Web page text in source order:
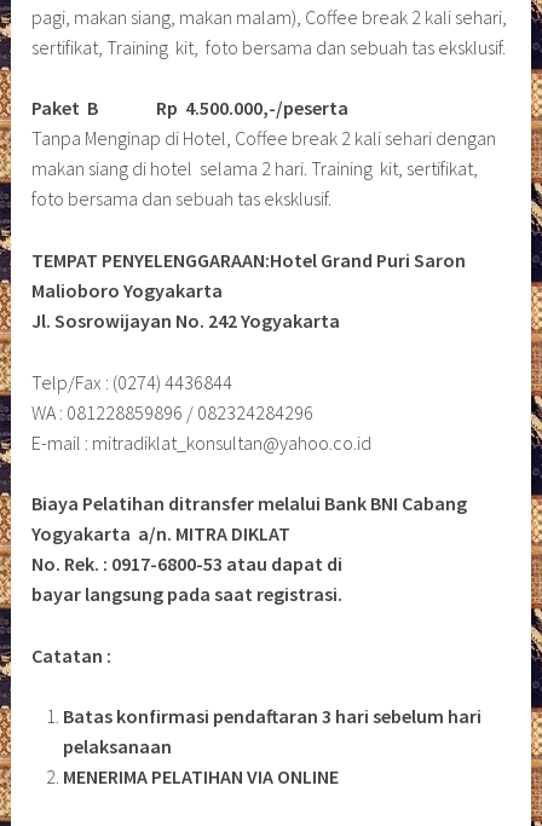
pagi, makan siang, makan malam), Coffee break 2 kali sehari,
sertifikat, Training kit, foto bersama dan sebuah tas eksklusif.
Paket B
Rp 4.500.000,-/peserta
Tanpa Menginap di Hotel, Coffee break 2 kali sehari dengan
makan siang di hotel selama 2 hari. Training kit, sertifikat,
foto bersama dan sebuah tas eksklusif.
TEMPAT PENYELENGGARAAN:Hotel Grand Puri Saron
Malioboro Yogyakarta
Jl. Sosrowijayan No. 242 Yogyakarta
Telp/Fax : (0274) 4436844
WA : 081228859896 / 082324284296
E-mail : mitradiklat_konsultan@yahoo.co.id
Biaya Pelatihan ditransfer melalui Bank BNI Cabang
Yogyakarta a/n. MITRA DIKLAT
No. Rek. : 0917-6800-53 atau dapat di
bayar langsung pada saat registrasi.
Catatan :
Batas konfirmasi pendaftaran 3 hari sebelum hari
pelaksanaan
MENERIMA PELATIHAN VIA ONLINE